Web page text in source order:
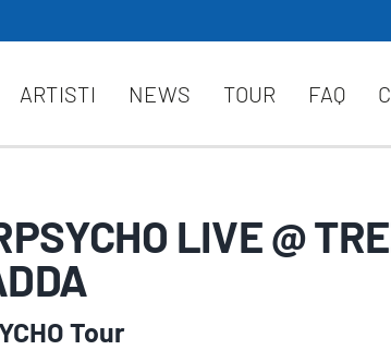
ARTISTI NEWS TOUR FAQ
LIVE @
Tour